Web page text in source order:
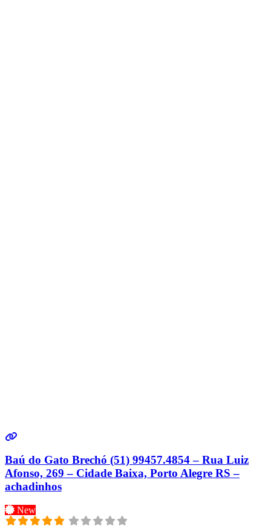
Baú do Gato Brechó (51) 99457.4854 – Rua Luiz
Afonso, 269 – Cidade Baixa, Porto Alegre RS –
achadinhos
New